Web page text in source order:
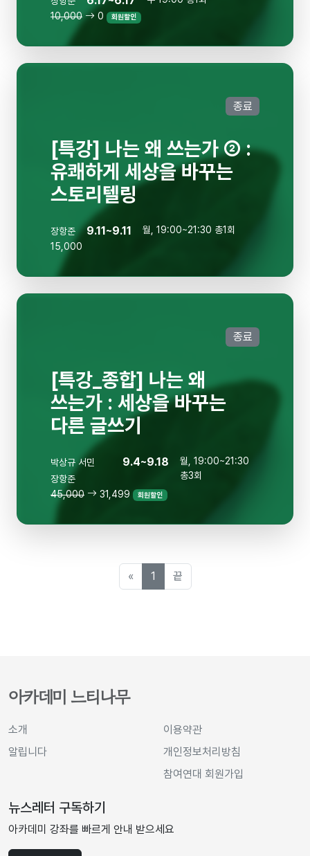
10,000
0 회원할인
종료
[특강] 나는 왜 쓰는가 ② :
유쾌하게 세상을 바꾸는
스토리텔링
장항준 9.11~9.11
월, 19:00~21:30 총1회
15,000
종료
[특강_종합] 나는 왜
쓰는가 : 세상을 바꾸는
다른 글쓰기
박상규 서민
장항준
9.4~9.18
월, 19:00~21:30
총3회
45,000
31,499 회원할인
« 1 끝
아카데미 느티나무
소개
알립니다
이용약관
개인정보처리방침
참여연대 회원가입
뉴스레터 구독하기
아카데미 강좌를 빠르게 안내 받으세요